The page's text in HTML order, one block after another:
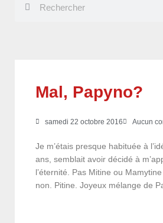
Mal, Papyno?
samedi 22 octobre 2016 Aucun
Je m’étais presque habituée à
ans, semblait avoir décidé à
l’éternité. Pas Mitine ou
non. Pitine. Joyeux mélange de